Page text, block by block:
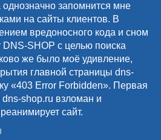
запомнится мне
на сайты клиентов. В
вредоносного кода и сном
DNS-SHOP с целью поиска
же было моё удивление,
главной страницы dns-
«403 Error Forbidden». Первая
shop.ru взломан и
сайт.